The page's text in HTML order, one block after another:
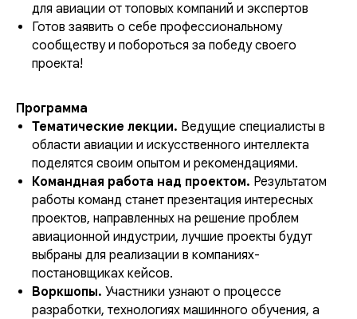
для авиации от топовых компаний и экспертов
Готов заявить о себе профессиональному
сообществу и побороться за победу своего
проекта!
Программа
Тематические лекции. Ведущие специалисты в
области авиации и искусственного интеллекта
поделятся своим опытом и рекомендациями.
Командная работа над проектом. Результатом
работы команд станет презентация интересных
проектов, направленных на решение проблем
авиационной индустрии, лучшие проекты будут
выбраны для реализации в компаниях-
постановщиках кейсов.
Воркшопы. Участники узнают о процессе
разработки, технологиях машинного обучения, а